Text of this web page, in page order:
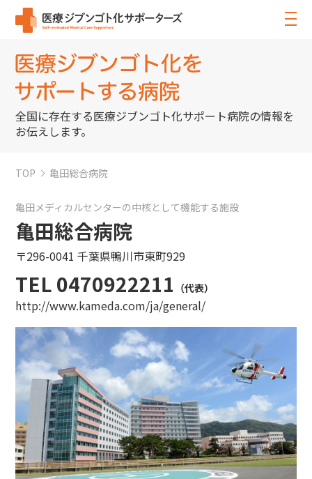
全国に存在する医療ジブンゴト化サポート病院の情報を
お伝えします。
TOP 亀田総合病院
亀田メディカルセンターの中核として機能する施設
亀田総合病院
〒296-0041 千葉県鴨川市東町929
TEL 0470922211 （代表）
http://www.kameda.com/ja/general/